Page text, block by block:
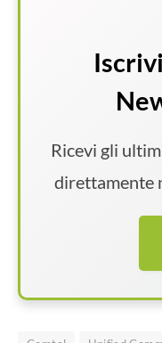
Ricevi gli
direttamente